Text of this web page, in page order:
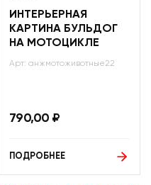
ИНТЕРЬЕРНАЯ
КАРТИНА БУЛЬДОГ
НА МОТОЦИКЛЕ
Арт: анжмотоживотные22
790,00 ₽
ПОДРОБНЕЕ